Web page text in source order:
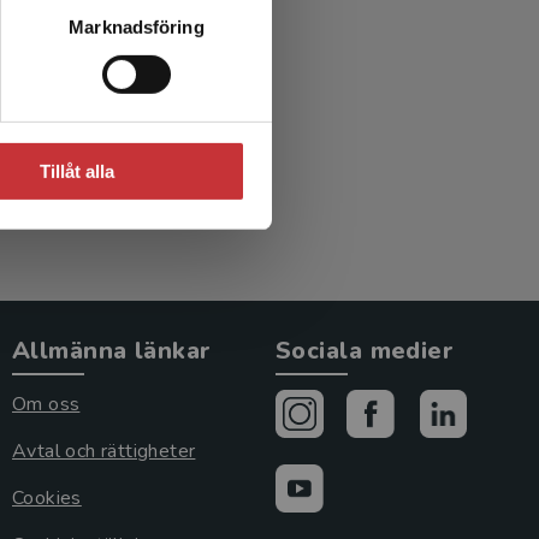
Marknadsföring
Tillåt alla
&
Allmänna länkar
Om oss
Avtal och rättigheter
Cookies
Sociala medier